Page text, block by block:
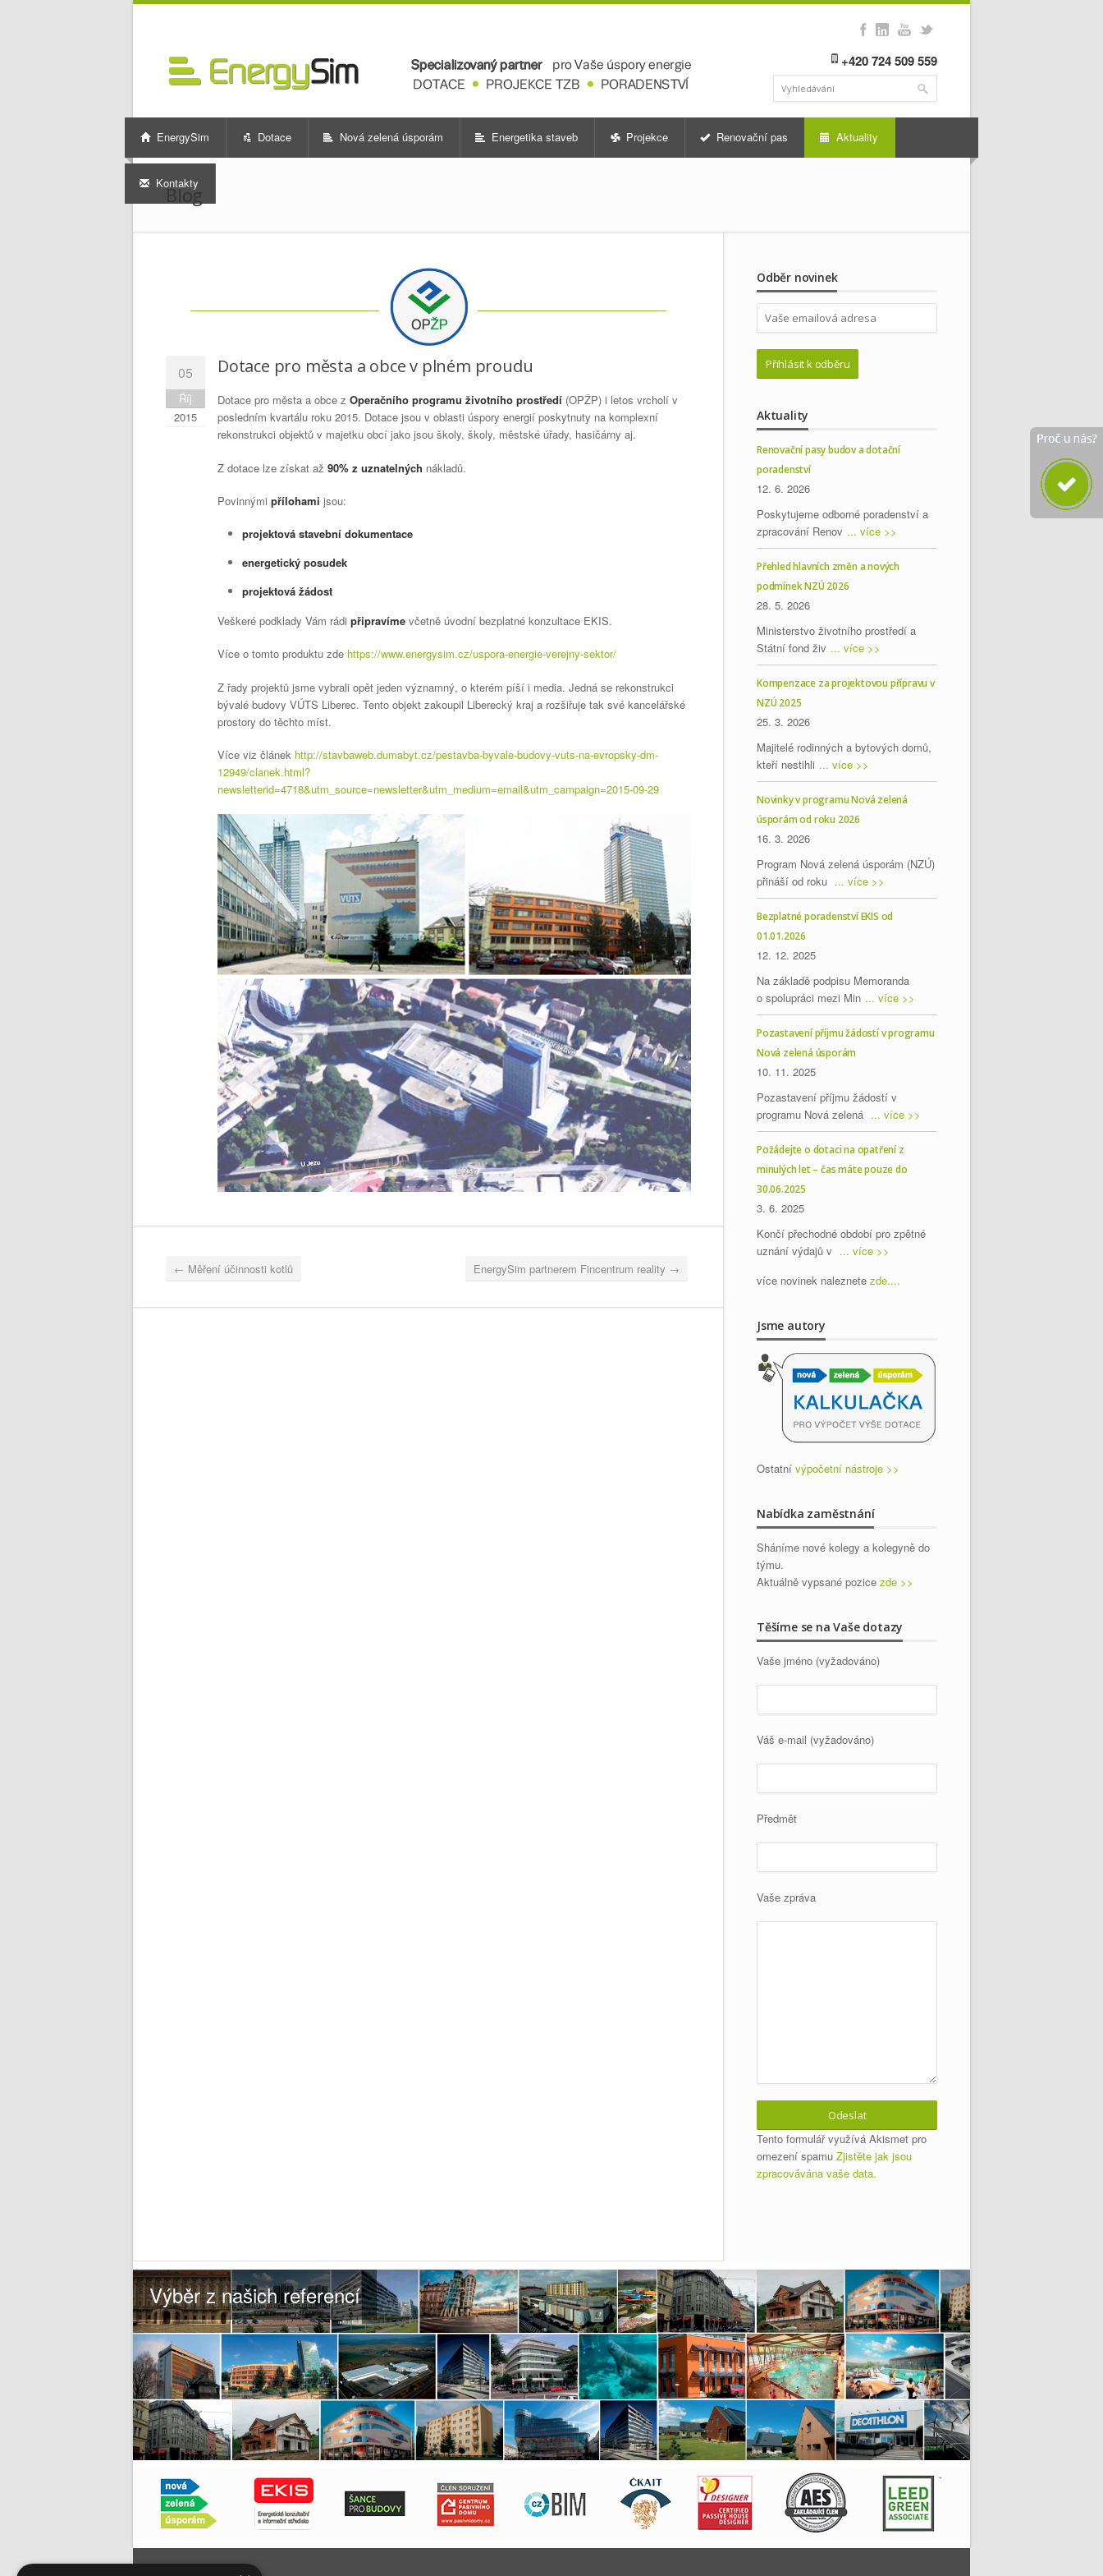
+420 724 509 559
EnergySim Dotace Nová zelená úsporám Energetika staveb Projekce Renovační pas Aktuality
Kontakty
Blog
05
Říj
2015
Dotace pro města a obce v plném proudu
Dotace pro města a obce z Operačního programu životního prostředí (OPŽP) i letos vrcholí v
posledním kvartálu roku 2015. Dotace jsou v oblasti úspory energií poskytnuty na komplexní
rekonstrukci objektů v majetku obcí jako jsou školy, školy, městské úřady, hasičárny aj.
Z dotace lze získat až 90% z uznatelných nákladů.
Povinnými přílohami jsou:
projektová stavební dokumentace
energetický posudek
projektová žádost
Veškeré podklady Vám rádi připravíme včetně úvodní bezplatné konzultace EKIS.
Více o tomto produktu zde https://www.energysim.cz/uspora-energie-verejny-sektor/
Z řady projektů jsme vybrali opět jeden významný, o kterém píší i media. Jedná se rekonstrukci
bývalé budovy VÚTS Liberec. Tento objekt zakoupil Liberecký kraj a rozšiřuje tak své kancelářské
prostory do těchto míst.
Více viz článek http://stavbaweb.dumabyt.cz/pestavba-byvale-budovy-vuts-na-evropsky-dm-
12949/clanek.html?
newsletterid=4718&utm_source=newsletter&utm_medium=email&utm_campaign=2015-09-29
← Měření účinnosti kotlů EnergySim partnerem Fincentrum reality →
Odběr novinek
Aktuality
Renovační pasy budov a dotační
poradenství
12. 6. 2026
Poskytujeme odborné poradenství a
zpracování Renov ... více >>
Přehled hlavních změn a nových
podmínek NZÚ 2026
28. 5. 2026
Ministerstvo životního prostředí a
Státní fond živ ... více >>
Kompenzace za projektovou přípravu v
NZÚ 2025
25. 3. 2026
Majitelé rodinných a bytových domů,
kteří nestihli ... více >>
Novinky v programu Nová zelená
úsporám od roku 2026
16. 3. 2026
Program Nová zelená úsporám (NZÚ)
přináší od roku ... více >>
Bezplatné poradenství EKIS od
01.01.2026
12. 12. 2025
Na základě podpisu Memoranda
o spolupráci mezi Min ... více >>
Pozastavení příjmu žádostí v programu
Nová zelená úsporám
10. 11. 2025
Pozastavení příjmu žádostí v
programu Nová zelená ... více >>
Požádejte o dotaci na opatření z
minulých let – čas máte pouze do
30.06.2025
3. 6. 2025
Končí přechodné období pro zpětné
uznání výdajů v ... více >>
více novinek naleznete zde....
Jsme autory
Ostatní výpočetní nástroje >>
Nabídka zaměstnání
Sháníme nové kolegy a kolegyně do
týmu.
Aktuálně vypsané pozice zde >>
Těšíme se na Vaše dotazy
Vaše jméno (vyžadováno)
Váš e-mail (vyžadováno)
Předmět
Vaše zpráva
Tento formulář využívá Akismet pro
omezení spamu Zjistěte jak jsou
zpracovávána vaše data.
Výběr z našich referencí